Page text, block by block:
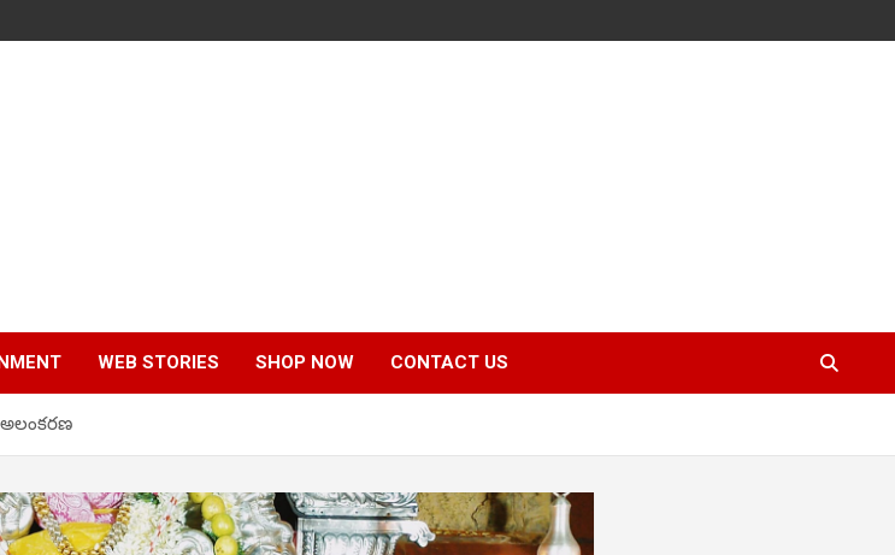
WEB STORIES SHOP NOW CONTACT US